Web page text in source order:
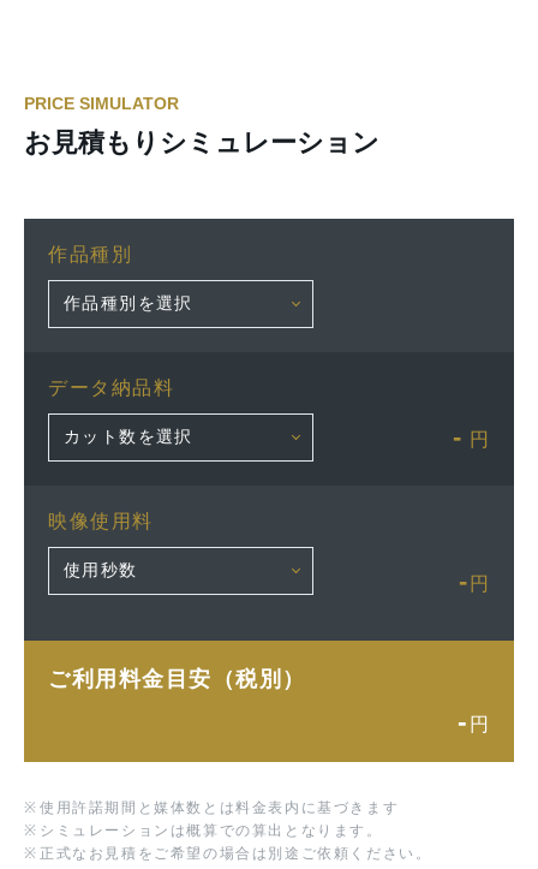
PRICE SIMULATOR
お見積もりシミュレーション
作品種別
データ納品料
- 円
映像使用料
- 円
ご利用料金目安（税別）
- 円
※ 使用許諾期間と媒体数とは料金表内に基づきます
※ シミュレーションは概算での算出となります。
※ 正式なお見積をご希望の場合は別途ご依頼ください。